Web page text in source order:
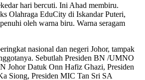
hari bercuti. Ini Ahad membiru.
Olahraga EduCity di Iskandar Puteri,
oleh warna biru. Warna seragam
nasional dan negeri Johor, tampak
Sebutlah Presiden BN /UMNO
Johor Datuk Onn Hafiz Ghazi, Presiden
Siong, Presiden MIC Tan Sri SA